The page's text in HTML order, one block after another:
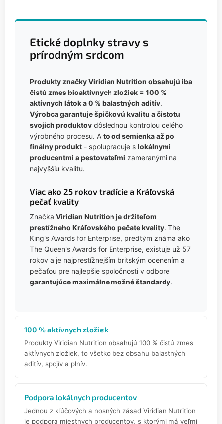
Etické doplnky stravy s
prírodným srdcom
Produkty značky Viridian Nutrition obsahujú iba
čistú zmes bioaktívnych zložiek = 100 %
aktívnych látok a 0 % balastných aditív.
Výrobca garantuje špičkovú kvalitu a čistotu
svojich produktov dôslednou kontrolou celého
výrobného procesu. A to od semienka až po
finálny produkt - spolupracuje s lokálnymi
producentmi a pestovateľmi zameranými na
najvyššiu kvalitu.
Viac ako 25 rokov tradície a Kráľovská
pečať kvality
Značka Viridian Nutrition je držiteľom
prestížneho Kráľovského pečate kvality. The
King's Awards for Enterprise, predtým známa ako
The Queen's Awards for Enterprise, existuje už 57
rokov a je najprestížnejším britským ocenením a
pečaťou pre najlepšie spoločnosti v odbore
garantujúce maximálne možné štandardy.
100 % aktívnych zložiek
Produkty Viridian Nutrition obsahujú 100 % čistú zmes
aktívnych zložiek, to všetko bez obsahu balastných
aditív, spojív a plnív.
Podpora lokálnych producentov
Jednou z kľúčových a nosných zásad Viridian Nutrition
je podpora miestnych producentov, s ktorými má veľmi